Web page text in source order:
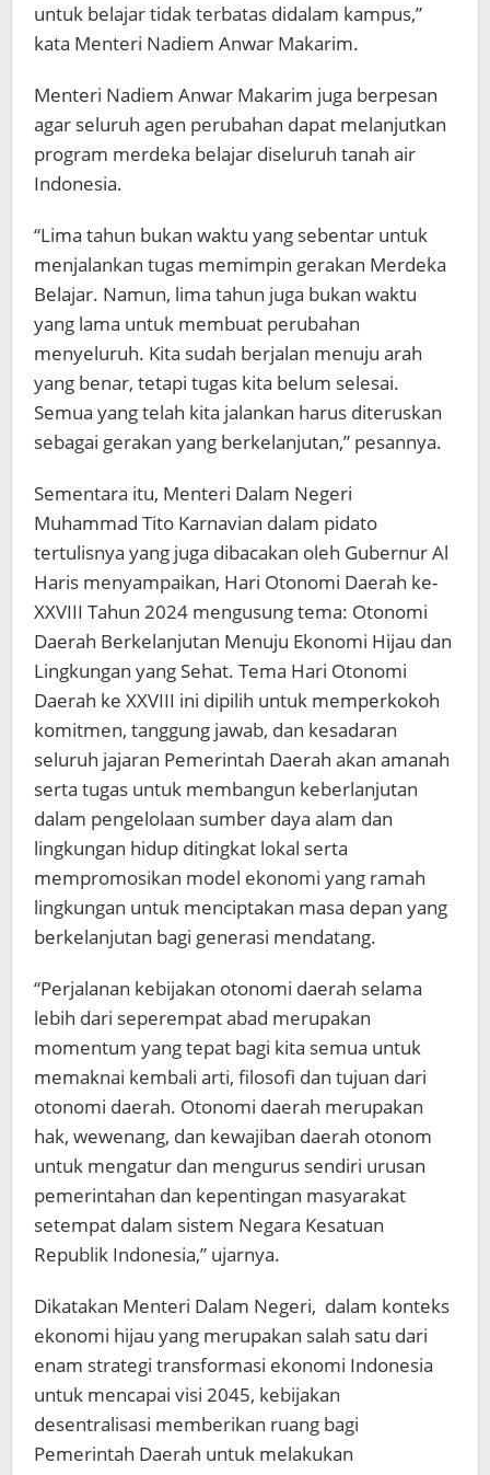
untuk belajar tidak terbatas didalam kampus,”
kata Menteri Nadiem Anwar Makarim.
Menteri Nadiem Anwar Makarim juga berpesan
agar seluruh agen perubahan dapat melanjutkan
program merdeka belajar diseluruh tanah air
Indonesia.
“Lima tahun bukan waktu yang sebentar untuk
menjalankan tugas memimpin gerakan Merdeka
Belajar. Namun, lima tahun juga bukan waktu
yang lama untuk membuat perubahan
menyeluruh. Kita sudah berjalan menuju arah
yang benar, tetapi tugas kita belum selesai.
Semua yang telah kita jalankan harus diteruskan
sebagai gerakan yang berkelanjutan,” pesannya.
Sementara itu, Menteri Dalam Negeri
Muhammad Tito Karnavian dalam pidato
tertulisnya yang juga dibacakan oleh Gubernur Al
Haris menyampaikan, Hari Otonomi Daerah ke-
XXVIII Tahun 2024 mengusung tema: Otonomi
Daerah Berkelanjutan Menuju Ekonomi Hijau dan
Lingkungan yang Sehat. Tema Hari Otonomi
Daerah ke XXVIII ini dipilih untuk memperkokoh
komitmen, tanggung jawab, dan kesadaran
seluruh jajaran Pemerintah Daerah akan amanah
serta tugas untuk membangun keberlanjutan
dalam pengelolaan sumber daya alam dan
lingkungan hidup ditingkat lokal serta
mempromosikan model ekonomi yang ramah
lingkungan untuk menciptakan masa depan yang
berkelanjutan bagi generasi mendatang.
“Perjalanan kebijakan otonomi daerah selama
lebih dari seperempat abad merupakan
momentum yang tepat bagi kita semua untuk
memaknai kembali arti, filosofi dan tujuan dari
otonomi daerah. Otonomi daerah merupakan
hak, wewenang, dan kewajiban daerah otonom
untuk mengatur dan mengurus sendiri urusan
pemerintahan dan kepentingan masyarakat
setempat dalam sistem Negara Kesatuan
Republik Indonesia,” ujarnya.
Dikatakan Menteri Dalam Negeri, dalam konteks
ekonomi hijau yang merupakan salah satu dari
enam strategi transformasi ekonomi Indonesia
untuk mencapai visi 2045, kebijakan
desentralisasi memberikan ruang bagi
Pemerintah Daerah untuk melakukan